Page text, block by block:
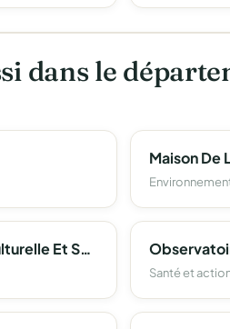
dans le
Maison
Association Portugaise Culturelle Et Sportive De Porto-Vecchio
Santé et